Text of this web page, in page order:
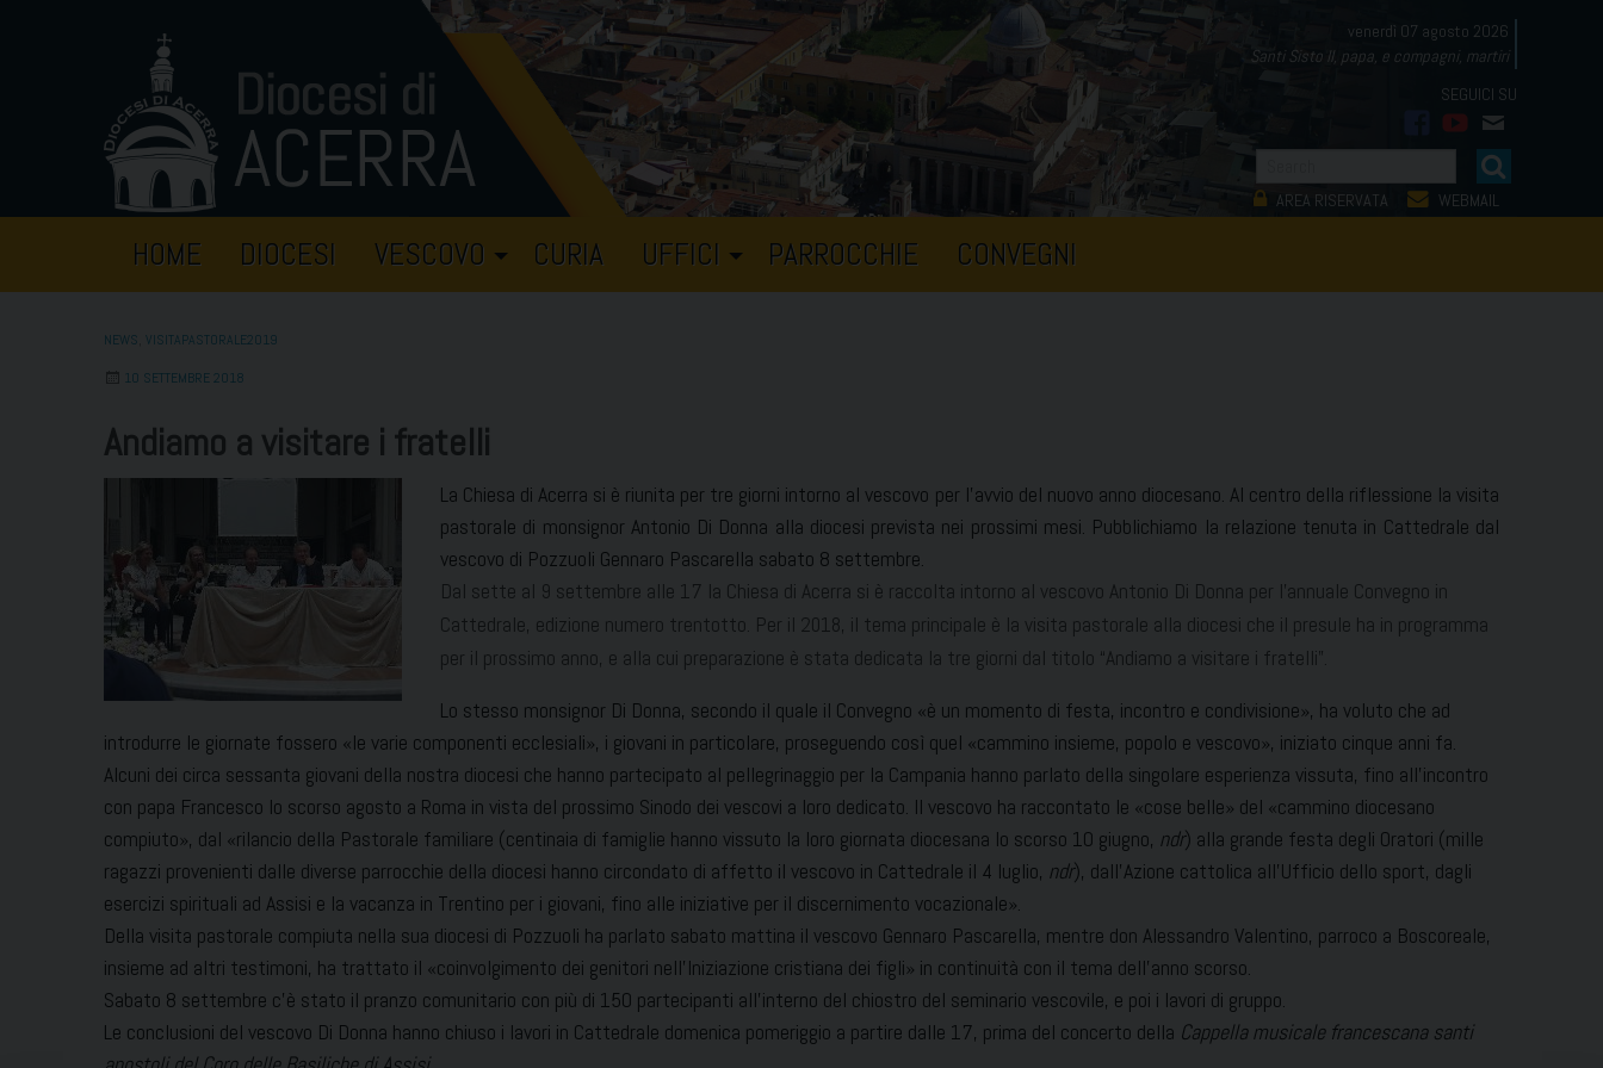
venerdì 07 agosto 2026
Santi Sisto II, papa, e compagni, martiri
facebook
youtube
mail
AREA RISERVATA WEBMAIL
HOME DIOCESI VESCOVO CURIA UFFICI PARROCCHIE CONVEGNI
NEWS VISITAPASTORALE2019
10 SETTEMBRE 2018
Andiamo a visitare i fratelli
La Chiesa di Acerra si è riunita per tre giorni intorno al vescovo per l’avvio del nuovo anno diocesano. Al centro della riflessione la visita
pastorale di monsignor Antonio Di Donna alla diocesi prevista nei prossimi mesi. Pubblichiamo la relazione tenuta in Cattedrale dal
vescovo di Pozzuoli Gennaro Pascarella sabato 8 settembre.
Dal sette al 9 settembre alle 17 la Chiesa di Acerra si è raccolta intorno al vescovo Antonio Di Donna per l’annuale Convegno in
Cattedrale, edizione numero trentotto. Per il 2018, il tema principale è la visita pastorale alla diocesi che il presule ha in programma
per il prossimo anno, e alla cui preparazione è stata dedicata la tre giorni dal titolo “Andiamo a visitare i fratelli”.
Lo stesso monsignor Di Donna, secondo il quale il Convegno «è un momento di festa, incontro e condivisione», ha voluto che ad
introdurre le giornate fossero «le varie componenti ecclesiali», i giovani in particolare, proseguendo così quel «cammino insieme, popolo e vescovo», iniziato cinque anni fa.
Alcuni dei circa sessanta giovani della nostra diocesi che hanno partecipato al pellegrinaggio per la Campania hanno parlato della singolare esperienza vissuta, fino all’incontro
con papa Francesco lo scorso agosto a Roma in vista del prossimo Sinodo dei vescovi a loro dedicato. Il vescovo ha raccontato le «cose belle» del «cammino diocesano
compiuto», dal «rilancio della Pastorale familiare (centinaia di famiglie hanno vissuto la loro giornata diocesana lo scorso 10 giugno, ndr) alla grande festa degli Oratori (mille
ragazzi provenienti dalle diverse parrocchie della diocesi hanno circondato di affetto il vescovo in Cattedrale il 4 luglio, ndr), dall’Azione cattolica all’Ufficio dello sport, dagli
esercizi spirituali ad Assisi e la vacanza in Trentino per i giovani, fino alle iniziative per il discernimento vocazionale».
Della visita pastorale compiuta nella sua diocesi di Pozzuoli ha parlato sabato mattina il vescovo Gennaro Pascarella, mentre don Alessandro Valentino, parroco a Boscoreale,
insieme ad altri testimoni, ha trattato il «coinvolgimento dei genitori nell’Iniziazione cristiana dei figli» in continuità con il tema dell’anno scorso.
Sabato 8 settembre c’è stato il pranzo comunitario con più di 150 partecipanti all’interno del chiostro del seminario vescovile, e poi i lavori di gruppo.
Le conclusioni del vescovo Di Donna hanno chiuso i lavori in Cattedrale domenica pomeriggio a partire dalle 17, prima del concerto della Cappella musicale francescana santi